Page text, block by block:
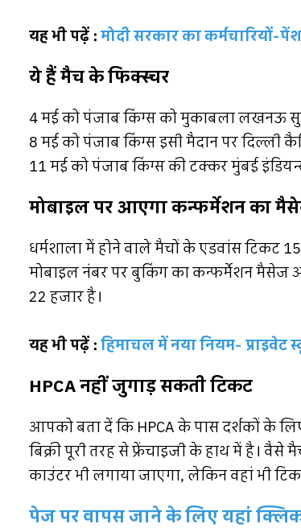
यह भी पढ़ें :मोदी सरकार का कर्मचारियों-
ये हैं मैच के फिक्स्चर
4 मई को पंजाब किंग्स को मुकाबला लखनऊ
8 मई को पंजाब किंग्स इसी मैदान पर दिल्ली
11 मई को पंजाब किंग्स की टक्कर मुंबई
मोबाइल पर आएगा कन्फर्मेशन का
धर्मशाला में होने वाले मैचों के एडवांस टिकट
मोबाइल नंबर पर बुकिंग का कन्फर्मेशन मैसेज आ
22 हजार है।
यह भी पढ़ें :हिमाचल में नया नियम- प्राइवेट
HPCA नहीं जुगाड़ सकती टिकट
आपको बता दें कि HPCA के पास दर्शकों के
बिक्री पूरी तरह से फ्रेंचाइजी के हाथ में है।
काउंटर भी लगाया जाएगा, लेकिन वहां भी
पेज पर वापस जाने के लिए यहां